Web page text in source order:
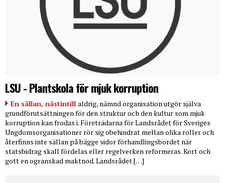
LSU - Plantskola för mjuk korruption
En sällan, nästintill aldrig, nämnd organisation utgör själva
grundförutsättningen för den struktur och den kultur som mjuk
korruption kan frodas i. Företrädarna för Landsrådet för Sveriges
Ungdomsorganisationer rör sig obehindrat mellan olika roller och
återfinns inte sällan på bägge sidor förhandlingsbordet när
statsbidrag skall fördelas eller regelverken reformeras. Kort och
gott en ogranskad maktnod. Landsrådet […]